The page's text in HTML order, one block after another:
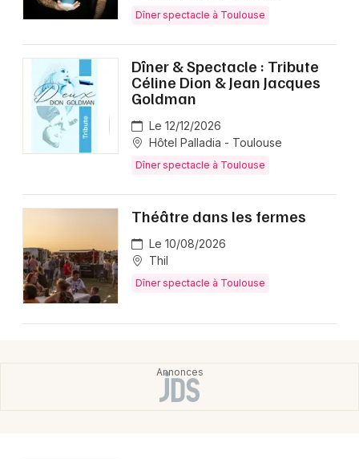
Newsletter des sorties
Artistes en tournée
Actus en Haute-Garonne
Magazine en Haute-Garonne
Dîner spectacle à Toulouse
Dîner & Spectacle : Tribute
Céline Dion & Jean Jacques
Goldman
Le 12/12/2026
Hôtel Palladia - Toulouse
Dîner spectacle à Toulouse
Théâtre dans les fermes
Le 10/08/2026
Thil
Dîner spectacle à Toulouse